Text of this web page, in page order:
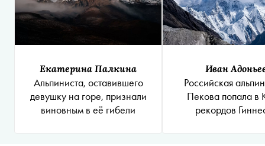
Екатерина Палкина
Альпиниста, оставившего
девушку на горе, признали
виновным в её гибели
Иван
Российская
Пекова попала в
рекордов